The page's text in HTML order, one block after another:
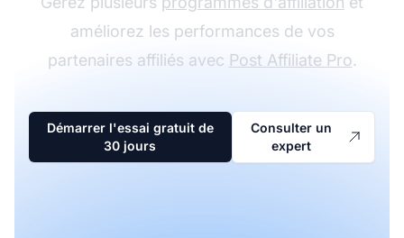
améliorez les performances de vos
partenaires affiliés avec Post Affiliate Pro.
Démarrer l'essai gratuit de
30 jours
Consulter un
expert